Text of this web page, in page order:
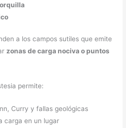
a los campos sutiles que emite
zonas de carga nociva o puntos
permite:
Curry y fallas geológicas
carga en un lugar